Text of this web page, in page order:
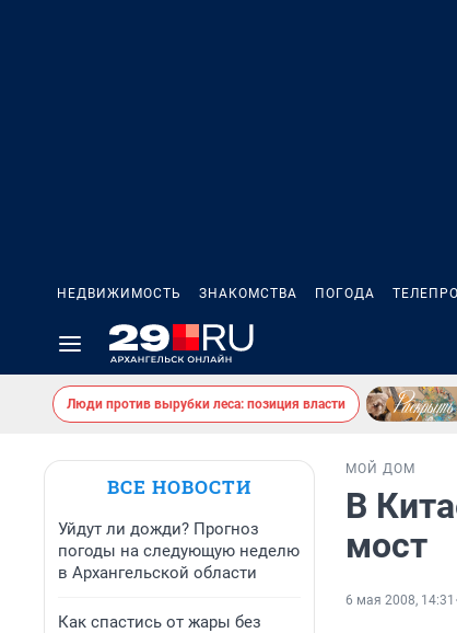
НЕДВИЖИМОСТЬ ЗНАКОМСТВА ПОГОДА
Люди против вырубки леса: позиция власти
ВСЕ НОВОСТИ
Уйдут ли дожди? Прогноз
погоды на следующую неделю
в Архангельской области
Как спастись от жары без
МОЙ ДОМ
В
мост
6 мая 2008, 14:31